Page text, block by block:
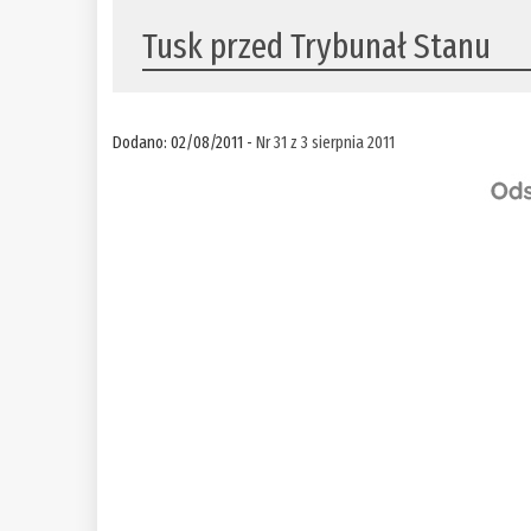
Tusk przed Trybunał Stanu
Dodano: 02/08/2011 -Nr 31 z 3 sierpnia 2011